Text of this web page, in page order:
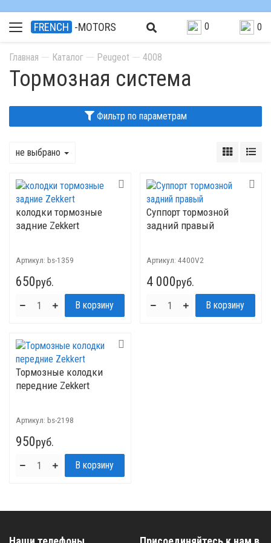
FRENCH -MOTORS 0 0
Главная Каталог Peugeot 4008
Тормозная система
Фильтр по параметрам
не выбрано
колодки тормозные
задние Zekkert
Артикул: bs-1359
650руб.
Суппорт тормозной
задний правый
Артикул: 4400V2
4 000руб.
Тормозные колодки
передние Zekkert
Артикул: bs-2198
950руб.